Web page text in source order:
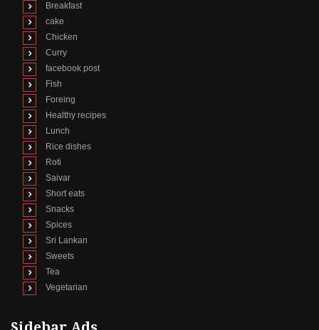
Breakfast
cake
Chicken
Curry
facebook post
Fish
Foreing
Healthy recipes
Lunch
Rice dishes
Roti
Saivar
Short eats
Snacks
Spices
Sri Lankan
Sweets
Tea
Vegetarian